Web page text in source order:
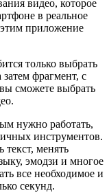
видео, которое
в реальное
приложение
только выбрать
фрагмент, с
сможете выбрать
нужно работать,
инструментов.
менять
эмодзи и многое
все необходимое и
секунд.